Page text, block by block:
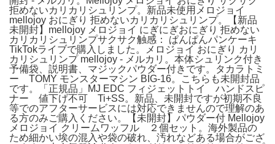
拒めないカリカリシュリンプ。新品未使用メロジョイ
mellojoy おにぎり 拒めないカリカリシュリンプ。【新品
未開封】mellojoy メロジョイ にぎにぎおにぎり 拒めない
カリカリシュリンプサクサク触感： ぱんぱんパンケーキ
TikTokライブで購入しました。メロジョイ おにぎり カリ
カリシュリンプ mellojoy - メルカリ。本体シュリンク付き
予備袋、説明書、マジックパウダー付きです。タカラトミ
ー TOMY モンスターマシン BIG-16。こちらも未開封品
です。「正規品」MJ EDC フィジェットトイ ハンドスピ
ナー 値下げ不可 Ti+SS。新品、未開封ですが初期不良
等でのアフターサービスには対応できませんので理解のあ
る方のみご購入ください。【未開封】パウダー付 Mellojoy
メロジョイ クリームワッフル ２個セット。海外製品の
ため細かい埃の混入や袋の破れ、汚れなどある場合がござ